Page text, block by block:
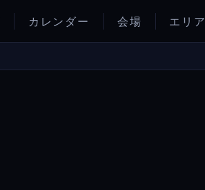
カレンダー 会場 エリア